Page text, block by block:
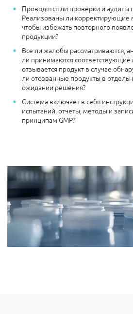
Проводятся ли проверки и аудиты
Реализованы ли корректирующие
чтобы избежать повторного
продукции?
Все ли жалобы рассматриваются,
ли принимаются
отзывается продукт в случае
ли отозванные продукты в
ожидании решения?
Система включает в себя
испытаний, отчеты, методы и
принципам GMP?